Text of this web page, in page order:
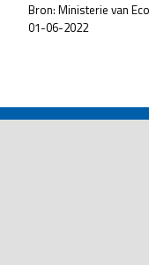
Bron: Ministerie van
01-06-2022